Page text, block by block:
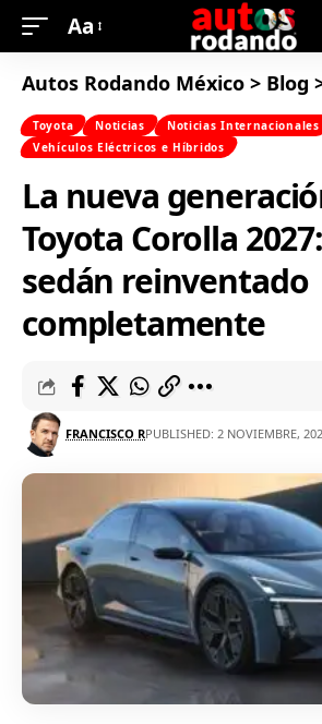
Aa
Autos Rodando México > Blog
Toyota Noticias
Noticias Internacionales
Vehículos Eléctricos e Híbridos
La nueva
Toyota Corolla
sedán reinventado
completamente
FRANCISCO RPUBLISHED: 2 NOVIEMBRE,